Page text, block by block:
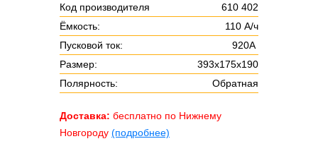
Код производителя
610 402
Ёмкость:
110 А/ч
Пусковой ток:
920А
Размер:
393х175х190
Полярность:
Обратная
Доставка: бесплатно по Нижнему
Новгороду (подробнее)